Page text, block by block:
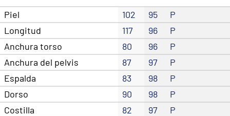
Piel 102 95
P
Longitud
117 96
P
Anchura torso
80 96
P
Anchura del pelvis
87 97
P
Espalda
83 98
P
Dorso
90 98
P
Costilla
82 97
P